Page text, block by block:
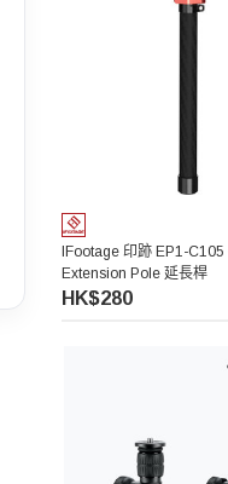
IFootage 印跡 EP1-C105
Extension Pole 延長桿
HK$280